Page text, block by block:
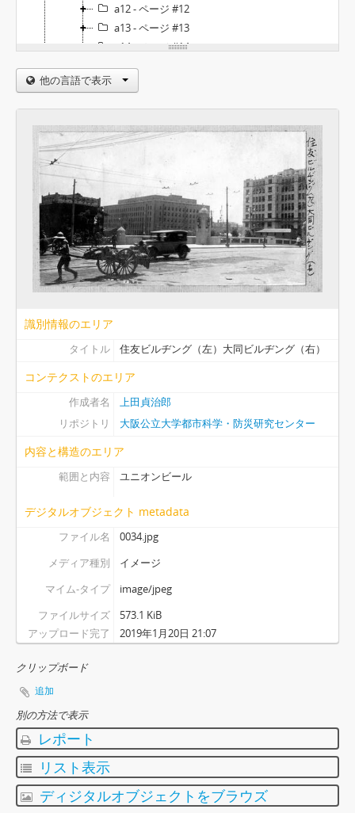
a12 - ページ #12
a13 - ページ #13
a14 - ページ #14
a15 - ページ #15
a16 - ページ #16
a18 - ページ #18
a19 - ページ #19
a20 - ページ #20
b01 - ページ #21
b02 - ページ #22
b03 - ページ #23
b04 - ページ #24
b05 - ページ #25
b06 - ページ #26
b07 - ページ #27
b10 - ページ #30
b11 - ページ #31
b13 - ページ #33
b14 - ページ #34
b15 - ページ #35
b17 - ページ #37
bc - ページ #39
[シリーズ] S02 - 都市大阪ネガフィルムアルバム, 1927 - 1928
[シリーズ] S04 - 「上田文庫」旧蔵品, 1875-1989, undated
他の言語で表示
識別情報のエリア
タイトル 住友ビルヂング（左）大同ビルヂング（右）
コンテクストのエリア
作成者名
上田貞治郎
リポジトリ
大阪公立大学都市科学・防災研究センター
内容と構造のエリア
範囲と内容 ユニオンビール
デジタルオブジェクト metadata
ファイル名
0034.jpg
メディア種別
イメージ
マイム-タイプ
image/jpeg
ファイルサイズ
573.1 KiB
アップロード完了
2019年1月20日 21:07
クリップボード
追加
別の方法で表示
レポート
リスト表示
ディジタルオブジェクトをブラウズ